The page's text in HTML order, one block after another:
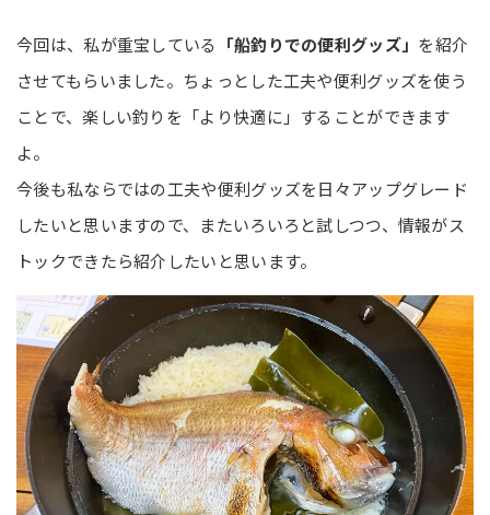
今回は、私が重宝している 「船釣りでの便利グッズ」 を紹介
させてもらいました。ちょっとした工夫や便利グッズを使う
ことで、楽しい釣りを「より快適に」することができます
よ。
今後も私ならではの工夫や便利グッズを日々アップグレード
したいと思いますので、またいろいろと試しつつ、情報がス
トックできたら紹介したいと思います。